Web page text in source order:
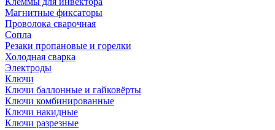
Магнитные фиксаторы
Проволока сварочная
Сопла
Резаки пропановые и горелки
Холодная сварка
Электроды
Ключи
Ключи баллонные и гайковёрты
Ключи комбинированные
Ключи накидные
Ключи разрезные